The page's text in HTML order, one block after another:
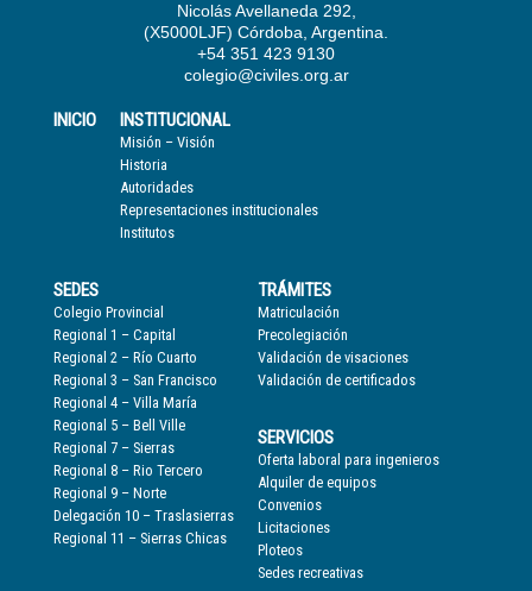
Nicolás Avellaneda 292,
(X5000LJF) Córdoba, Argentina.
+54 351 423 9130
colegio@civiles.org.ar
INICIO INSTITUCIONAL
Misión – Visión
Historia
Autoridades
Representaciones institucionales
Institutos
SEDES
Colegio Provincial
Regional 1 – Capital
Regional 2 – Río Cuarto
Regional 3 – San Francisco
Regional 4 – Villa María
Regional 5 – Bell Ville
Regional 7 – Sierras
Regional 8 – Rio Tercero
Regional 9 – Norte
Delegación 10 – Traslasierras
Regional 11 – Sierras Chicas
TRÁMITES
Matriculación
Precolegiación
Validación de visaciones
Validación de certificados
SERVICIOS
Oferta laboral para ingenieros
Alquiler de equipos
Convenios
Licitaciones
Ploteos
Sedes recreativas